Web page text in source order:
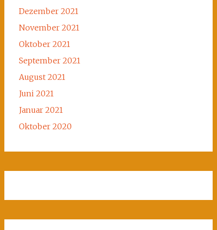
Dezember 2021
November 2021
Oktober 2021
September 2021
August 2021
Juni 2021
Januar 2021
Oktober 2020